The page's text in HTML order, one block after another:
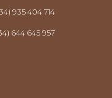
935 404 714
644 645 957